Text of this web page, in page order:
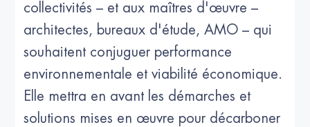
collectivités – et aux maîtres d'œuvre –
architectes, bureaux d'étude, AMO – qui
souhaitent conjuguer performance
environnementale et viabilité économique.
Elle mettra en avant les démarches et
solutions mises en œuvre pour décarboner